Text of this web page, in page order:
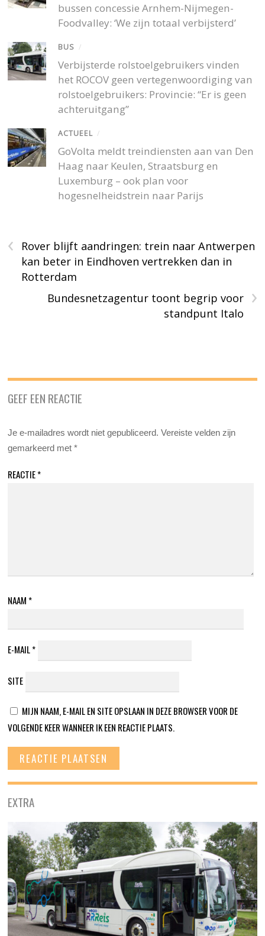
bussen concessie Arnhem-Nijmegen-
Foodvalley: ‘We zijn totaal verbijsterd’
BUS /
Verbijsterde rolstoelgebruikers vinden
het ROCOV geen vertegenwoordiging van
rolstoelgebruikers: Provincie: “Er is geen
achteruitgang”
ACTUEEL /
GoVolta meldt treindiensten aan van Den
Haag naar Keulen, Straatsburg en
Luxemburg – ook plan voor
hogesnelheidstrein naar Parijs
‹
Rover blijft aandringen: trein naar Antwerpen
kan beter in Eindhoven vertrekken dan in
Rotterdam
›
Bundesnetzagentur toont begrip voor
standpunt Italo
GEEF EEN REACTIE
Je e-mailadres wordt niet gepubliceerd. Vereiste velden zijn
gemarkeerd met*
REACTIE*
NAAM *
E-MAIL*
SITE
MIJN NAAM, E-MAIL EN SITE OPSLAAN IN DEZE BROWSER VOOR DE
VOLGENDE KEER WANNEER IK EEN REACTIE PLAATS.
EXTRA